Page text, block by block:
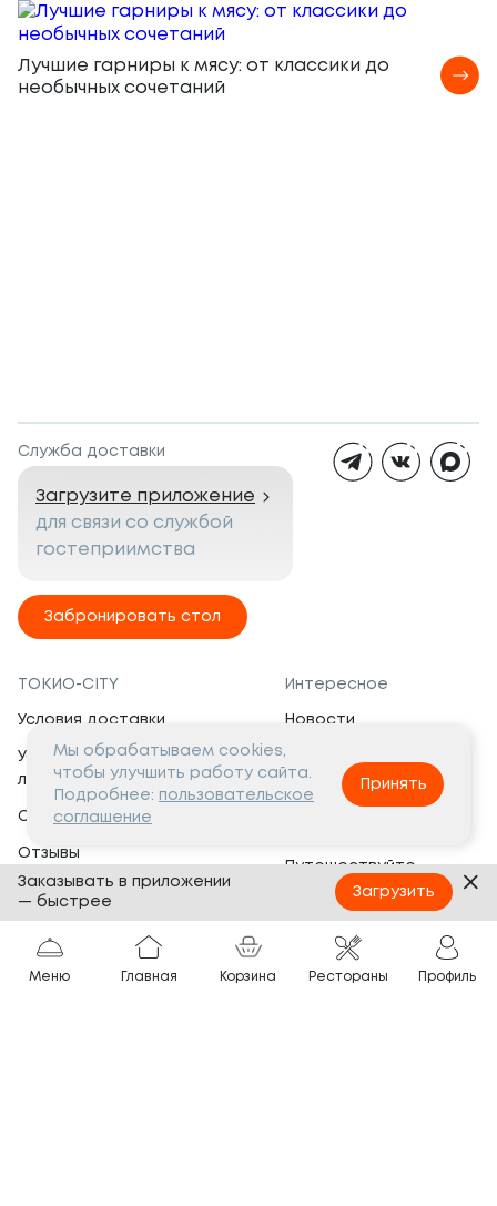
Лучшие гарниры к мясу: от классики до
необычных сочетаний
Служба доставки
Загрузите приложение
для связи со службой
гостеприимства
Забронировать стол
ТОКИО-CITY
Условия доставки
Условия программы
лояльности
Сертификаты
Отзывы
Банкеты
Вопросы и ответы
Интересное
Новости
Вакансии
Социальная жизнь
Путешествуйте
с ТОКИО-CITY
Партнёрам
Франшиза
Меню Главная Корзина Рестораны Профиль
Мы обрабатываем cookies,
чтобы улучшить работу сайта.
Подробнее: пользовательское
соглашение
Принять
Заказывать в приложении
— быстрее
Загрузить